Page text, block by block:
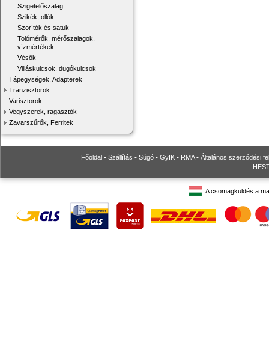
Szigetelőszalag
Szikék, ollók
Szorítók és satuk
Tolómérők, mérőszalagok,
vízmértékek
Vésők
Villáskulcsok, dugókulcsok
Tápegységek, Adapterek
Tranzisztorok
Varisztorok
Vegyszerek, ragasztók
Zavarszűrők, Ferritek
Főoldal • Szállítás • Súgó • GyIK • RMA• Általános szerződési
A csomagküldés a